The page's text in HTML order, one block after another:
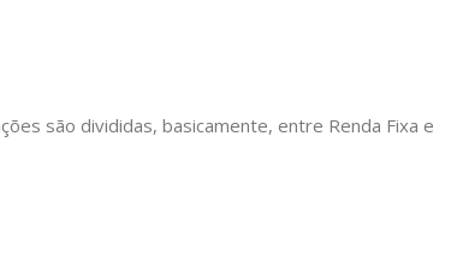
são divididas, basicamente, entre Renda Fixa e